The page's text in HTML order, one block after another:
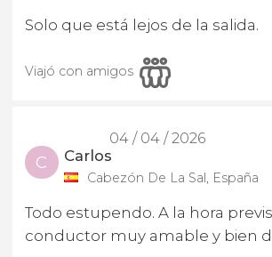
Solo que está lejos de la salida.
Viajó con amigos
04 / 04 / 2026
C Carlos
Cabezón De La Sal, España
Todo estupendo. A la hora
conductor muy amable y bien